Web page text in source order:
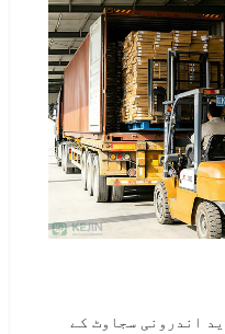
اندرونی سجاوٹ کے